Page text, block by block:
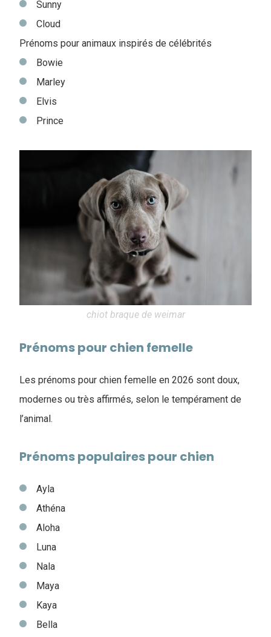
Sunny
Cloud
Prénoms pour animaux inspirés de célébrités
Bowie
Marley
Elvis
Prince
chiot braque de weimar
Prénoms pour chien femelle
Les prénoms pour chien femelle en 2026 sont doux,
modernes ou très affirmés, selon le tempérament de
l’animal.
Prénoms populaires pour chien
Ayla
Athéna
Aloha
Luna
Nala
Maya
Kaya
Bella